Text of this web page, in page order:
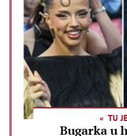
TU
Bugarka u